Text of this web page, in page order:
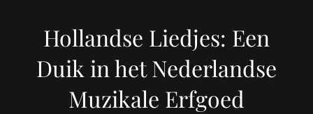
Hollandse Liedjes: Een
Duik in het Nederlandse
Muzikale Erfgoed